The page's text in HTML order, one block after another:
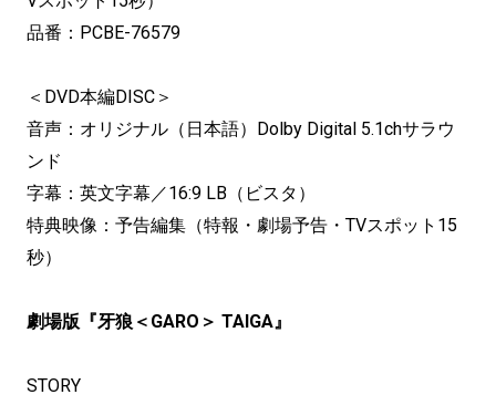
品番：PCBE-76579
＜DVD本編DISC＞
音声：オリジナル（日本語）Dolby Digital 5.1chサラウ
ンド
字幕：英文字幕／16:9 LB（ビスタ）
特典映像：予告編集（特報・劇場予告・TVスポット15
秒）
劇場版『牙狼＜GARO＞ TAIGA』
STORY